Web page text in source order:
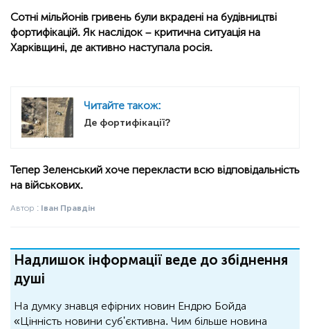
Сотні мільйонів гривень були вкрадені на будівництві
фортифікацій. Як наслідок – критична ситуація на
Харківщині, де активно наступала росія.
Читайте також:
Де фортифікації?
Тепер Зеленський хоче перекласти всю відповідальність
на військових.
Автор : Іван Правдін
Надлишок інформації веде до збіднення
душі
На думку знавця ефірних новин Ендрю Бойда
«Цінність новини суб'єктивна. Чим більше новина